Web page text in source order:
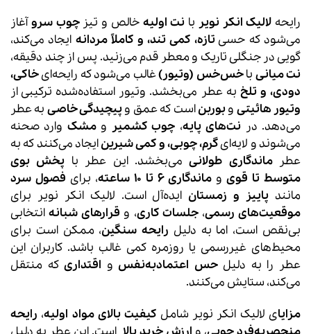
رایحه لالیک انکر نویر با نت اولیه خالص و تیزچوب سروآغاز
می‌شود که حسیتازه، کمی تند، و کاملاً مردانه ایجاد می‌کند،
گویی در جنگلی تاریک و معطر قدم می‌زنید. پس از چند دقیقه،
نت میانی باخس‌خس (وتیور)غالب می‌شود که رایحه‌ایخاکی،
دودی، و تلخ به عطر می‌بخشد. وتیور استفاده‌شده ترکیبی از
وتیور هائیتی وبوربناست که عمق وپیچیدگی خاصی به عطر
می‌دهد. در نت‌های پایه، چوب کشمیر ومشک وارد صحنه
می‌شوند و لایه‌ایگرم، چوبی، و کمی شیرینایجاد می‌کنند که به
عطرماندگاری طولانیمی‌بخشد. این عطر با پخش بوی
متوسط تا قویو ماندگاری 6 تا 10 ساعته ، برای فصول سرد
مانند پاییز و زمستان ایده‌آل است. لالیک انکر نویر برای
موقعیت‌های رسمی،جلسات کاری، و قرارهای شبانهانتخابی
بی‌نقص است، اما به دلیل رایحه سنگین، ممکن است برای
محیط‌های غیررسمی یا روزمره کمی غالب باشد. کاربران این
عطر را به دلیلحس اعتمادبه‌نفس و اقتداریکه منتقل
می‌کند، ستایش می‌کنند.
مزایای لالیک انکر نویر شامل کیفیت بالای مواد اولیه، رایحه